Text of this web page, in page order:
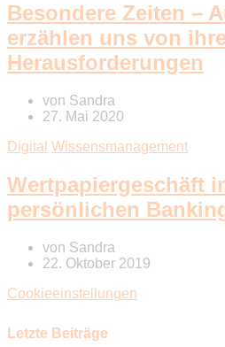
Besondere Zeiten –
erzählen uns von
Herausforderungen
von Sandra
27. Mai 2020
Digital Wissensmanagement
Wertpapiergeschäft
persönlichen
von Sandra
22. Oktober 2019
Cookieeinstellungen
Letzte Beiträge